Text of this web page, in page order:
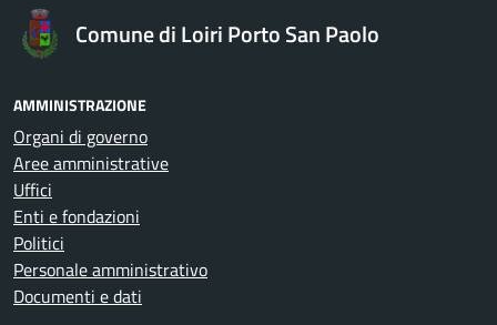
Comune di Loiri Porto San Paolo
AMMINISTRAZIONE
Organi di governo
Aree amministrative
Uffici
Enti e fondazioni
Politici
Personale amministrativo
Documenti e dati